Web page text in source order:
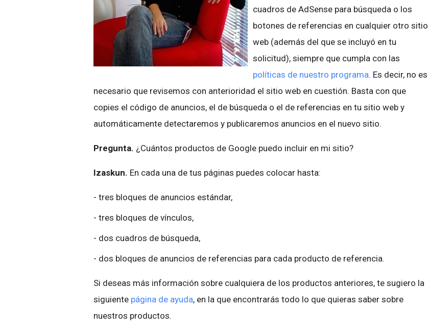
cuadros de AdSense para búsqueda o los
botones de referencias en cualquier otro sitio
web (además del que se incluyó en tu
solicitud), siempre que cumpla con las
políticas de nuestro programa. Es decir, no es
necesario que revisemos con anterioridad el sitio web en cuestión. Basta con que
copies el código de anuncios, el de búsqueda o el de referencias en tu sitio web y
automáticamente detectaremos y publicaremos anuncios en el nuevo sitio.
Pregunta. ¿Cuántos productos de Google puedo incluir en mi sitio?
Izaskun. En cada una de tus páginas puedes colocar hasta:
- tres bloques de anuncios estándar,
- tres bloques de vínculos,
- dos cuadros de búsqueda,
- dos bloques de anuncios de referencias para cada producto de referencia.
Si deseas más información sobre cualquiera de los productos anteriores, te sugiero la
siguiente página de ayuda, en la que encontrarás todo lo que quieras saber sobre
nuestros productos.